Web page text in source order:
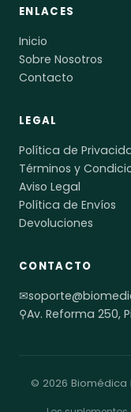
ENLACES
Inicio
Sobre Nosotros
Contacto
LEGAL
Política de
Términos y
Aviso Legal
Política de Envíos
Devoluciones
CONTACTO
✉
⚲Av. Reforma 250,
© 2026 Biomédica